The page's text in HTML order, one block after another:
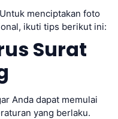
menciptakan foto
ikuti tips berikut ini:
Surat
Anda dapat memulai
yang berlaku.